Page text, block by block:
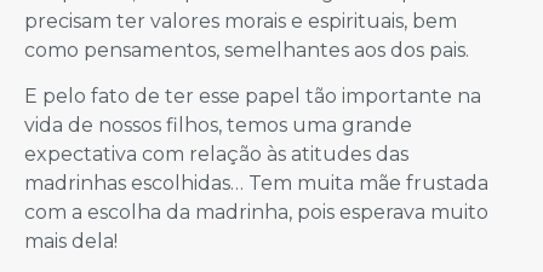
precisam ter valores morais e espirituais, bem
como pensamentos, semelhantes aos dos pais.
E pelo fato de ter esse papel tão importante na
vida de nossos filhos, temos uma grande
expectativa com relação às atitudes das
madrinhas escolhidas… Tem muita mãe frustada
com a escolha da madrinha, pois esperava muito
mais dela!